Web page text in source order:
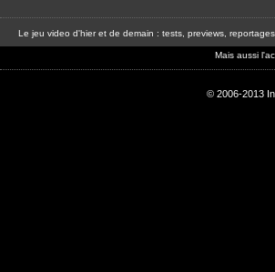
Le jeu video d'hier et de demain : tests, previews,
Mais aussi
© 2006-2013